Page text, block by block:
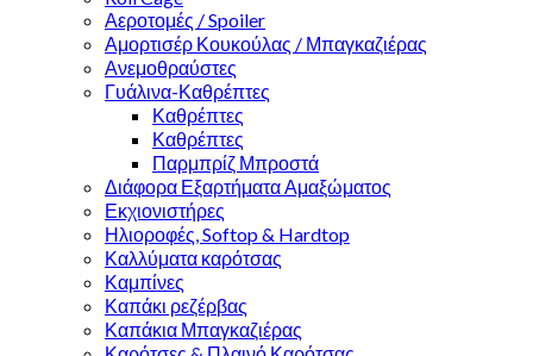
Αεροτομές / Spoiler
Αμορτισέρ Κουκούλας / Μπαγκαζιέρας
Ανεμοθραύστες
Γυάλινα-Καθρέπτες
Καθρέπτες
Καθρέπτες
Παρμπρίζ Μπροστά
Διάφορα Εξαρτήματα Αμαξώματος
Εκχιονιστήρες
Ηλιοροφές, Softop & Hardtop
Καλλύματα καρότσας
Καμπίνες
Καπάκι ρεζέρβας
Καπάκια Μπαγκαζιέρας